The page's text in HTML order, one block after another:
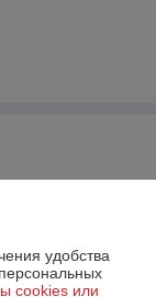
удобства
cookies или